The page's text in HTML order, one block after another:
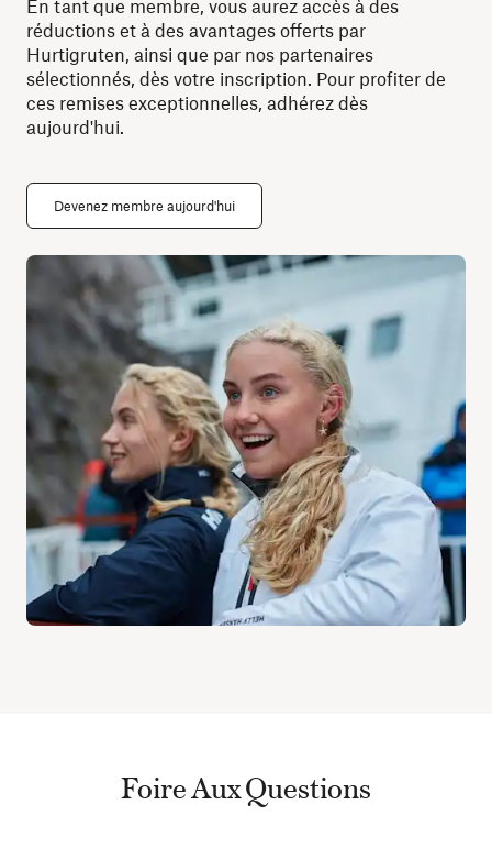
En tant que membre, vous aurez accès à des
réductions et à des avantages offerts par
Hurtigruten, ainsi que par nos partenaires
sélectionnés, dès votre inscription. Pour profiter de
ces remises exceptionnelles, adhérez dès
aujourd'hui.
Devenez membre aujourd'hui
Foire Aux Questions